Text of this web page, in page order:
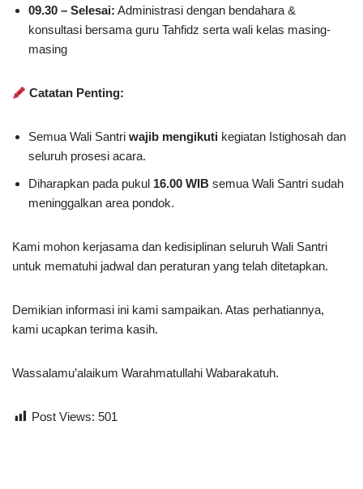
09.30 – Selesai: Administrasi dengan bendahara &
konsultasi bersama guru Tahfidz serta wali kelas masing-
masing
Catatan Penting:
Semua Wali Santri wajib mengikuti kegiatan Istighosah dan
seluruh prosesi acara.
Diharapkan pada pukul 16.00 WIB semua Wali Santri sudah
meninggalkan area pondok.
Kami mohon kerjasama dan kedisiplinan seluruh Wali Santri
untuk mematuhi jadwal dan peraturan yang telah ditetapkan.
Demikian informasi ini kami sampaikan. Atas perhatiannya,
kami ucapkan terima kasih.
Wassalamu’alaikum Warahmatullahi Wabarakatuh.
Post Views: 501